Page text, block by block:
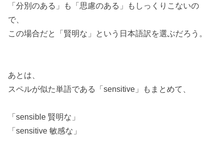
「分別のある」も「思慮のある」もしっくりこないの
で、
この場合だと「賢明な」という日本語訳を選ぶだろう。
あとは、
スペルが似た単語である「sensitive」もまとめて、
「sensible 賢明な」
「sensitive 敏感な」